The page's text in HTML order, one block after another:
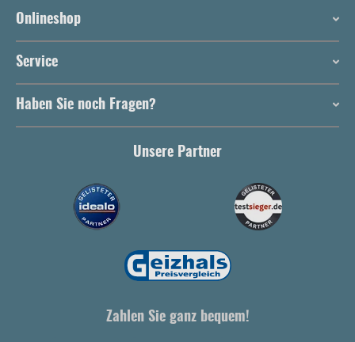
Onlineshop
Service
Haben Sie noch Fragen?
Unsere Partner
Zahlen Sie ganz bequem!